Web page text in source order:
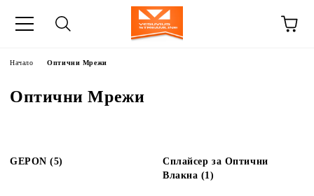
Начало Оптични Мрежи
Оптични Мрежи
GEPON (5)
Сплайсер за Оптични
Влакна (1)